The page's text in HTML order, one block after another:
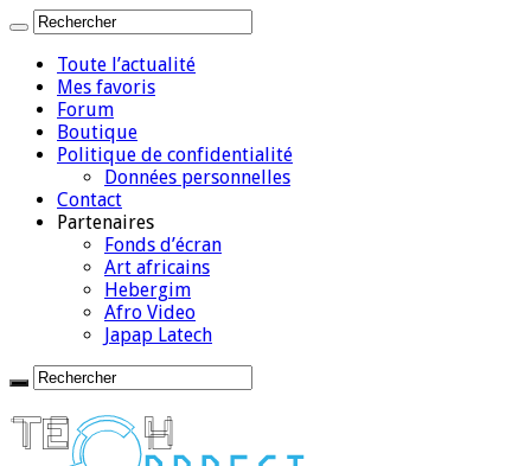
Toute l’actualité
Mes favoris
Forum
Boutique
Politique de confidentialité
Données personnelles
Contact
Partenaires
Fonds d’écran
Art africains
Hebergim
Afro Video
Japap Latech